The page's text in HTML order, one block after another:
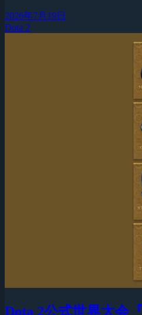
2026年7月19日
Dota 2
Dota 2公式世界大会